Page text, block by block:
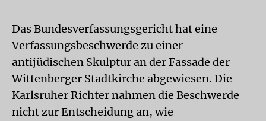
Das Bundesverfassungsgericht hat eine
Verfassungsbeschwerde zu einer
antijüdischen Skulptur an der Fassade der
Wittenberger Stadtkirche abgewiesen. Die
Karlsruher Richter nahmen die Beschwerde
nicht zur Entscheidung an, wie